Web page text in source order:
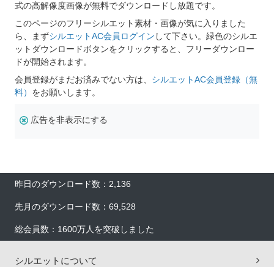
式の高解像度画像が無料でダウンロードし放題です。
このページのフリーシルエット素材・画像が気に入りました
ら、まずシルエットAC会員ログイン して下さい。緑色のシルエ
ットダウンロードボタンをクリックすると、フリーダウンロー
ドが開始されます。
会員登録がまだお済みでない方は、 シルエットAC会員登録（無
料） をお願いします。
広告を非表示にする
昨日のダウンロード数：2,136
先月のダウンロード数：69,528
総会員数：1600万人を突破しました
シルエットについて